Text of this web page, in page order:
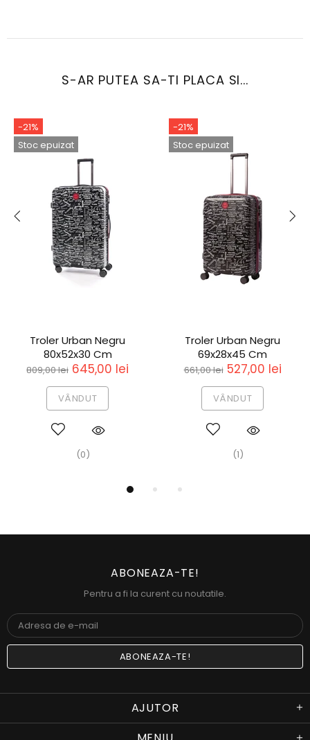
S-AR PUTEA SA-TI PLACA SI...
-21%
Stoc epuizat
Troler Urban Negru
80x52x30 Cm
809,00 lei 645,00 lei
VÂNDUT
(0)
-21%
Stoc epuizat
Troler Urban Negru
69x28x45 Cm
661,00 lei 527,00 lei
VÂNDUT
(1)
ABONEAZA-TE!
Pentru a fi la curent cu noutatile.
AJUTOR